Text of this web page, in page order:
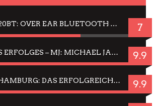
JBL TUNE 720BT: OVER EAR BLUETOOTH KOPFHÖRER UM DIE 50,-€ IM DAUER-TEST 7
WEGEN DES ERFOLGES – MJ: MICHAEL JACKSON MUSICAL IN EINER MATINEE SEHEN 9.9
JELLYFISH HAMBURG: DAS ERFOLGREICHE SOMMER-MENÜ 2025 IN GEFÜHLEN UND BILDERN 9.9